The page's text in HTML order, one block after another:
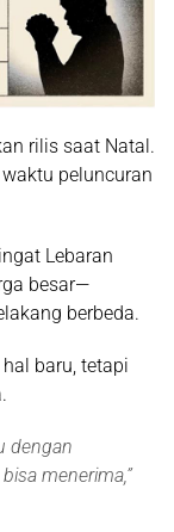
rilis saat Natal.
peluncuran
Lebaran
besar—
berbeda.
baru, tetapi
dengan
menerima,”